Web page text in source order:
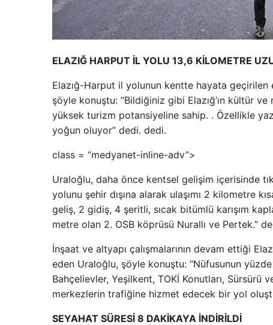
ELAZIĞ HARPUT İL YOLU 13,6 KİLOMETRE
Elazığ-Harput il yolunun kentte hayata
şöyle konuştu: “Bildiğiniz gibi Elazığ’ın kültür
yüksek turizm potansiyeline sahip. . Özellikle
yoğun oluyor” dedi. dedi.
class = “medyanet-inline-adv”>
Uraloğlu, daha önce kentsel gelişim içerisinde
yolunu şehir dışına alarak ulaşımı 2 kilometre
geliş, 2 gidiş, 4 şeritli, sıcak bitümlü karışım
metre olan 2. OSB köprüsü Nurallı ve Pertek.”
İnşaat ve altyapı çalışmalarının devam ettiği
eden Uraloğlu, şöyle konuştu: “Nüfusunun yüzde
Bahçelievler, Yeşilkent, TOKİ Konutları,
merkezlerin trafiğine hizmet edecek bir yol
SEYAHAT SÜRESİ 8 DAKİKAYA İNDİRİLDİ